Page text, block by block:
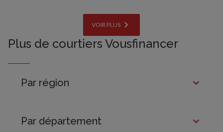
VOIR PLUS
Plus de courtiers Vousfinancer
Par région
Par département